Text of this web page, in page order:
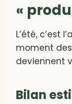
«
L’été, c’est
moment
deviennent
Bilan